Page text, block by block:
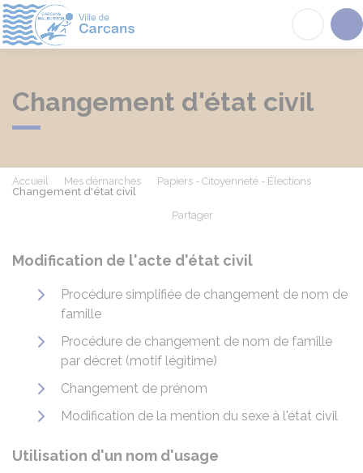
Changement d'état civil
Accueil Mes démarches
Papiers - Citoyenneté - Élections
Changement d'état civil
Partager
Modification de l'acte d'état civil
Procédure simplifiée de changement de nom de
famille
Procédure de changement de nom de famille
par décret (motif légitime)
Changement de prénom
Modification de la mention du sexe à l'état civil
Utilisation d'un nom d'usage